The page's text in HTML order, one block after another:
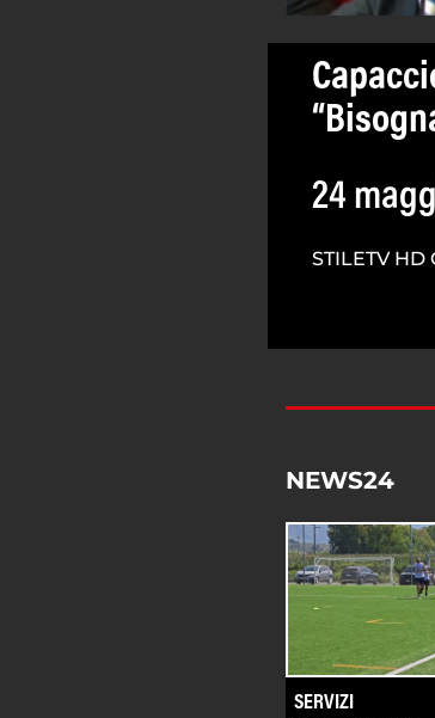
24
STILETV HD
NEWS24
SERVIZI